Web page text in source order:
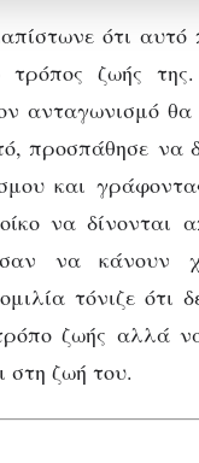
ότι
ζωής
ανταγωνισμό
προσπάθησε να
και
να δίνονται
να κάνουν
τόνιζε ότι
ζωής αλλά
στη ζωή του.